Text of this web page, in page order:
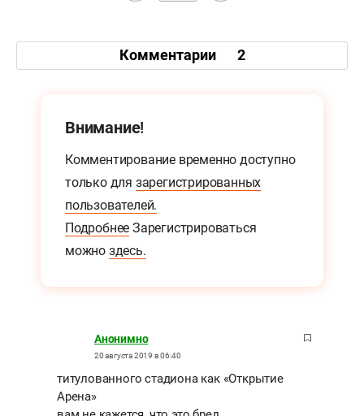
Комментарии 2
Внимание!
Комментирование временно доступно
только для зарегистрированных
пользователей.
Подробнее Зарегистрироваться
можно здесь.
Анонимно
20 августа 2019 в 06:40
титулованного стадиона как «Открытие
Арена»